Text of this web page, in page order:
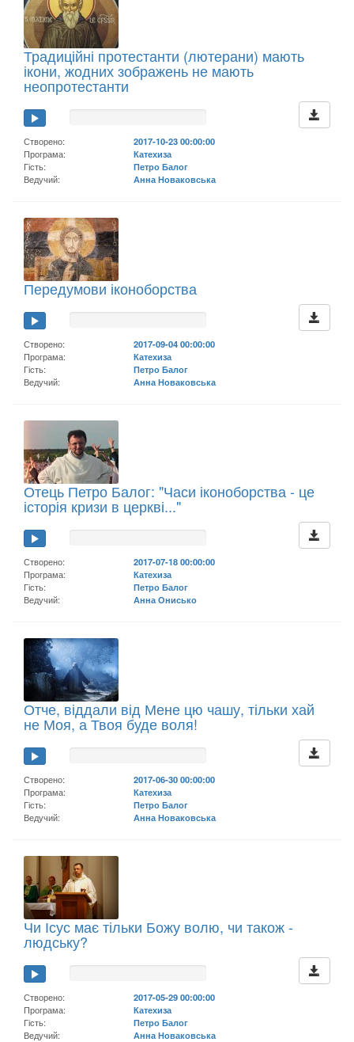
Традиційні протестанти (лютерани) мають
ікони, жодних зображень не мають
неопротестанти
Створено:
2017-10-23 00:00:00
Програма:
Катехиза
Гість:
Петро Балог
Ведучий:
Анна Новаковська
Передумови іконоборства
Створено:
2017-09-04 00:00:00
Програма:
Катехиза
Гість:
Петро Балог
Ведучий:
Анна Новаковська
Отець Петро Балог: "Часи іконоборства - це
історія кризи в церкві..."
Створено:
2017-07-18 00:00:00
Програма:
Катехиза
Гість:
Петро Балог
Ведучий:
Анна Онисько
Отче, віддали від Мене цю чашу, тільки хай
не Моя, а Твоя буде воля!
Створено:
2017-06-30 00:00:00
Програма:
Катехиза
Гість:
Петро Балог
Ведучий:
Анна Новаковська
Чи Ісус має тільки Божу волю, чи також -
людську?
Створено:
2017-05-29 00:00:00
Програма:
Катехиза
Гість:
Петро Балог
Ведучий:
Анна Новаковська